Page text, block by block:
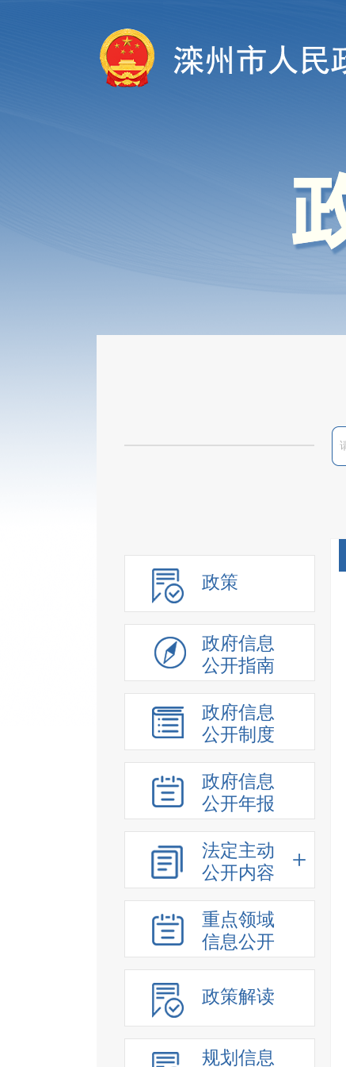
政策
政府信息
公开指南
政府信息
公开制度
政府信息
公开年报
法定主动
公开内容
重点领域
信息公开
政策解读
规划信息